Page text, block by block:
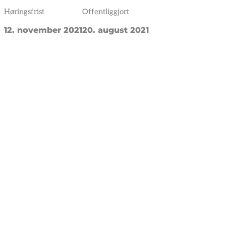
Høringsfrist
12. november 2021
Offentliggjort
20. august 2021